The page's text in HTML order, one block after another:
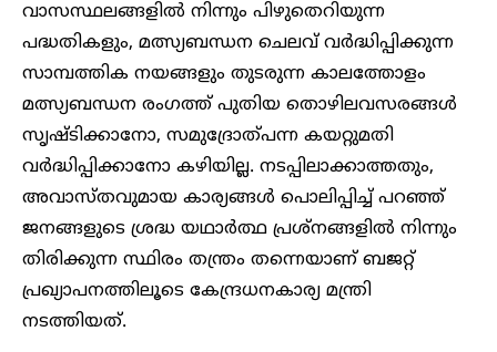
വാസസ്ഥലങ്ങളിൽ നിന്നും പിഴുതെറിയുന്ന
പദ്ധതികളും, മത്സ്യബന്ധന ചെലവ് വർദ്ധിപ്പിക്കുന്ന
സാമ്പത്തിക നയങ്ങളും തുടരുന്ന കാലത്തോളം
മത്സ്യബന്ധന രംഗത്ത് പുതിയ തൊഴിലവസരങ്ങൾ
സൃഷ്ടിക്കാനോ, സമുദ്രോത്പന്ന കയറ്റുമതി
വർദ്ധിപ്പിക്കാനോ കഴിയില്ല. നടപ്പിലാക്കാത്തതും,
അവാസ്തവുമായ കാര്യങ്ങൾ പൊലിപ്പിച്ച് പറഞ്ഞ്
ജനങ്ങളുടെ ശ്രദ്ധ യഥാർത്ഥ പ്രശ്നങ്ങളിൽ നിന്നും
തിരിക്കുന്ന സ്ഥിരം തന്ത്രം തന്നെയാണ് ബജറ്റ്
പ്രഖ്യാപനത്തിലൂടെ കേന്ദ്രധനകാര്യ മന്ത്രി
നടത്തിയത്.